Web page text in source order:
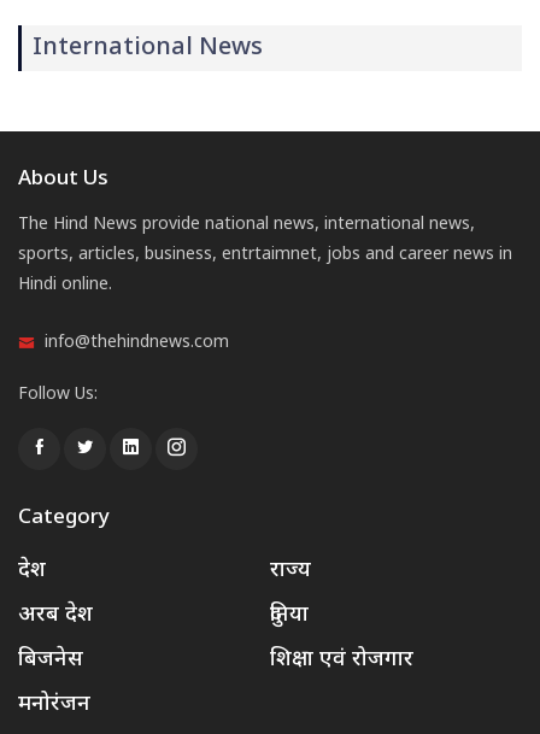
International News
About Us
The Hind News provide national news, international news,
sports, articles, business, entrtaimnet, jobs and career news in
Hindi online.
info@thehindnews.com
Follow Us:
Category
देश
राज्य
अरब देश
दुनिया
बिजनेस
शिक्षा एवं रोजगार
मनोरंजन